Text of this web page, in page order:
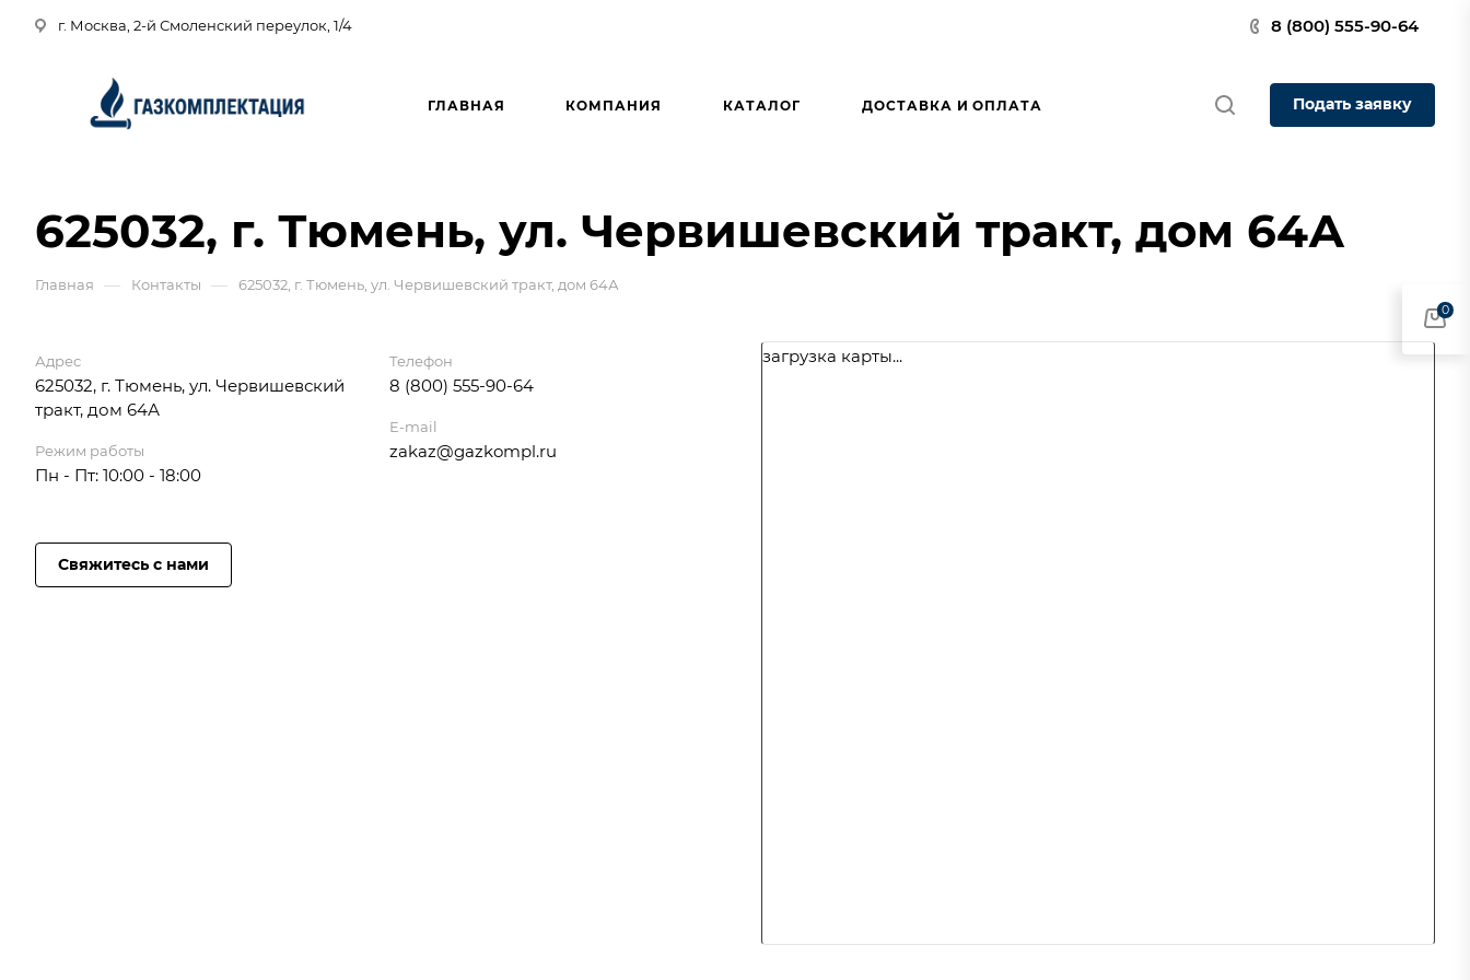
г. Москва, 2-й Смоленский переулок, 1/4 8 (800) 555-90-64
ГЛАВНАЯ КОМПАНИЯ КАТАЛОГ ДОСТАВКА И ОПЛАТА Подать заявку
625032, г. Тюмень, ул. Червишевский тракт, дом 64А
Главная — Контакты — 625032, г. Тюмень, ул. Червишевский тракт, дом 64А
Адрес
625032, г. Тюмень, ул. Червишевский
тракт, дом 64А
Режим работы
Пн - Пт: 10:00 - 18:00
Телефон
8 (800) 555-90-64
E-mail
zakaz@gazkompl.ru
Свяжитесь с нами
загрузка карты...
0